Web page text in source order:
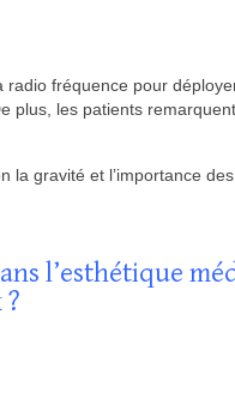
fréquence pour
plus, les patients
la gravité et l’importance
l’esthétique